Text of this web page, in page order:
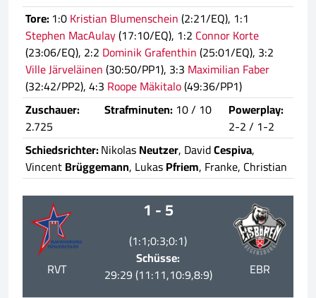
Tore:1:0Kristian Blumenschein(2:21/EQ), 1:1
Stephen MacAulay(17:10/EQ), 1:2 Connor Korte
(23:06/EQ), 2:2 Dominik Grafenthin(25:01/EQ), 3:2
Ville Järveläinen(30:50/PP1), 3:3 Maximilian Faber
(32:42/PP2), 4:3 Roope Mäkitalo(49:36/PP1)
Zuschauer:
2.725
Strafminuten: 10 / 10
Powerplay:
2-2 / 1-2
Schiedsrichter:NikolasNeutzer, DavidCespiva,
VincentBrüggemann, LukasPfriem, Franke, Christian
RVT
1 - 5
(1:1;0:3;0:1)
Schüsse:
29:29 (11:11,10:9,8:9)
EBR